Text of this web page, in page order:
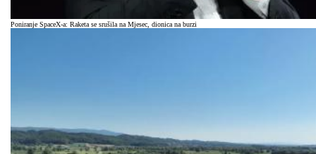
Poniranje SpaceX-a: Raketa se srušila na Mjesec, dionica na burzi